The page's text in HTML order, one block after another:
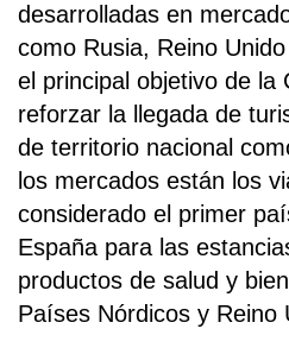
desarrolladas en
como Rusia, Reino
el principal objetivo de la
reforzar la llegada de
de territorio nacional
los mercados están los
considerado el primer
España para las
productos de salud y
Países Nórdicos y Reino